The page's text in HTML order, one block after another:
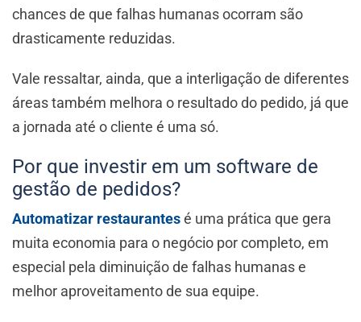
chances de que falhas humanas ocorram são
drasticamente reduzidas.
Vale ressaltar, ainda, que a interligação de diferentes
áreas também melhora o resultado do pedido, já que
a jornada até o cliente é uma só.
Por que investir em um software de
gestão de pedidos?
Automatizar restaurantesé uma prática que gera
muita economia para o negócio por completo, em
especial pela diminuição de falhas humanas e
melhor aproveitamento de sua equipe.